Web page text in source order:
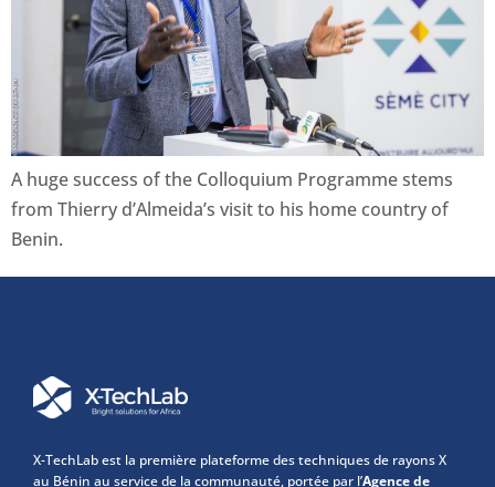
A huge success of the Colloquium Programme stems
from Thierry d’Almeida’s visit to his home country of
Benin.
X-TechLab est la première plateforme des techniques de rayons X
au Bénin au service de la communauté, portée par l’Agence de